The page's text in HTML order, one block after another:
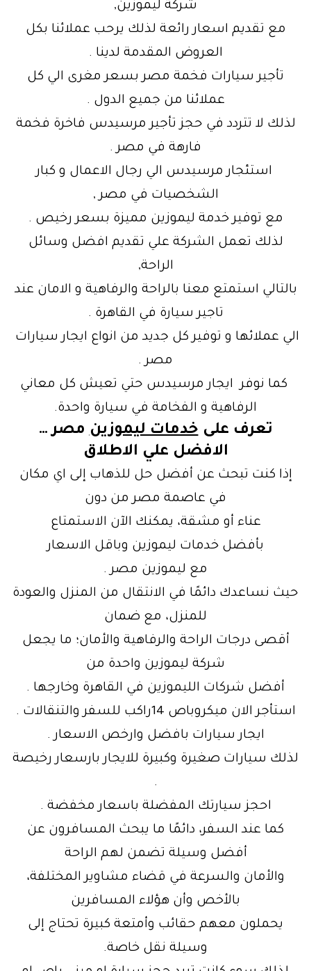
شركة ليموزين,
مع تقديم اسعار رائعة لذلك يرحب عملائنا بكل
العروض المقدمة لدينا .
تأجير سيارات فخمة مصر بسعر مغرى الي كل
عملائنا من جميع الدول .
لذلك لا تتردد في حجز تأجير مرسيدس فاخرة فخمة
فارهة في مصر .
استئجار مرسيدس الي رجال الاعمال و كبار
الشخصيات في مصر ,
مع توفير خدمة ليموزين مميزة بسعر رخيص .
لذلك تعمل الشركة علي تقديم افضل وسائل
الراحة,
بالتالي استمتع معنا بالراحة والرفاهية و الامان عند
تاجير سيارة في القاهرة .
الي عملائها و توفير كل جديد من انواع ايجار سيارات
مصر .
كما نوفر ايجار مرسيدس حتي تعيش كل معاني
الرفاهية و الفخامة في سيارة واحدة.
تعرف علىخدمات ليموزينمصر …
الافضل علي الاطلاق
إذا كنت تبحث عن أفضل حل للذهاب إلى اي مكان
في عاصمة مصر من دون
عناء أو مشقة، يمكنك الآن الاستمتاع
بأفضل خدمات ليموزين وباقل الاسعار
مع ليموزين مصر .
حيث نساعدك دائمًا في الانتقال من المنزل والعودة
للمنزل، مع ضمان
أقصى درجات الراحة والرفاهية والأمان؛ ما يجعل
شركة ليموزين واحدة من
أفضل شركات الليموزين في القاهرة وخارجها .
استأجر الان ميكروباص 14راكب للسفر والتنقالات .
ايجار سيارات بافضل وارخص الاسعار .
لذلك سيارات صغيرة وكبيرة للايجار بارسعار رخيصة
.
احجز سيارتك المفضلة باسعار مخفضة .
كما عند السفر، دائمًا ما يبحث المسافرون عن
أفضل وسيلة تضمن لهم الراحة
والأمان والسرعة في قضاء مشاوير المختلفة،
بالأخص وأن هؤلاء المسافرين
يحملون معهم حقائب وأمتعة كبيرة تحتاج إلى
وسيلة نقل خاصة.